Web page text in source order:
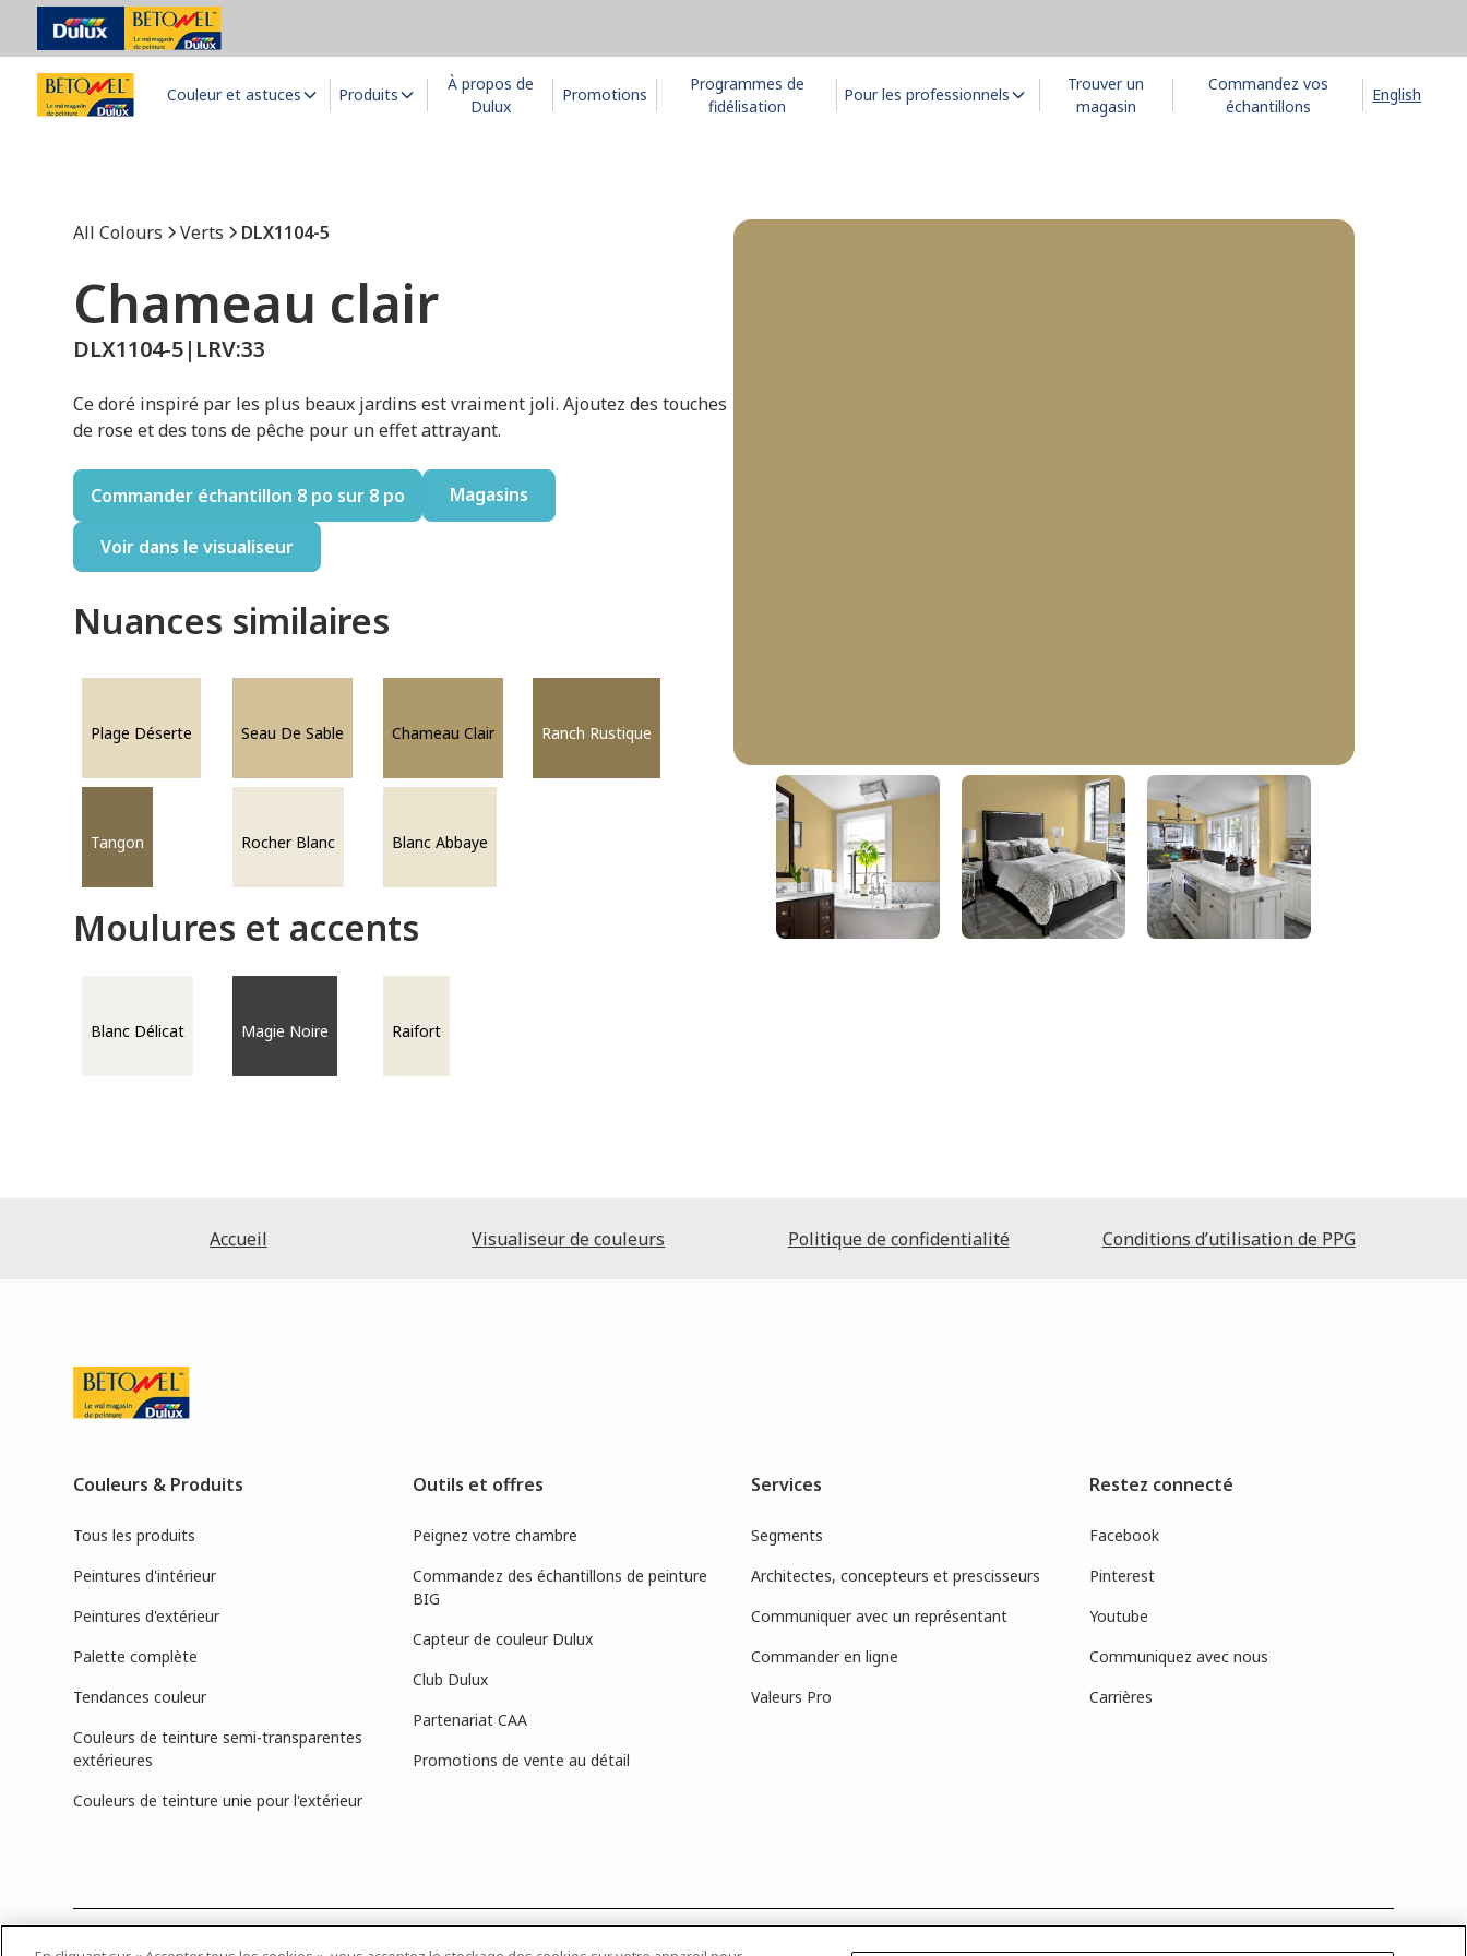
Couleur et astuces Produits
À propos de
Dulux
Promotions
Programmes de
fidélisation
Pour les professionnels
Trouver un
magasin
Commandez vos
échantillons
English
All Colours Verts DLX1104-5
Chameau clair
DLX1104-5| LRV:33
Ce doré inspiré par les plus beaux jardins est vraiment joli. Ajoutez des touches
de rose et des tons de pêche pour un effet attrayant.
Commander échantillon 8 po sur 8 po Magasins
Voir dans le visualiseur
Nuances similaires
Plage Déserte Seau De Sable Chameau Clair Ranch Rustique
Tangon Rocher Blanc Blanc Abbaye
Moulures et accents
Blanc Délicat Magie Noire Raifort
Chameau Clair
DLX1104-5
Accueil Visualiseur de couleurs Politique de confidentialité Conditions d’utilisation de PPG
Couleurs & Produits
Tous les produits
Peintures d'intérieur
Peintures d'extérieur
Palette complète
Tendances couleur
Couleurs de teinture semi-transparentes
extérieures
Couleurs de teinture unie pour l'extérieur
Outils et offres
Peignez votre chambre
Commandez des échantillons de peinture
BIG
Capteur de couleur Dulux
Club Dulux
Partenariat CAA
Promotions de vente au détail
Services
Segments
Architectes, concepteurs et prescisseurs
Communiquer avec un représentant
Commander en ligne
Valeurs Pro
Restez connecté
Facebook
Pinterest
Youtube
Communiquez avec nous
Carrières